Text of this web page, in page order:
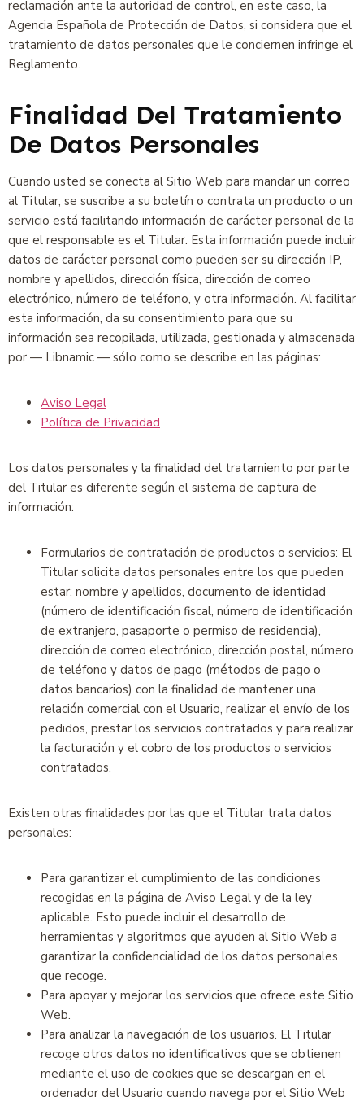
reclamación ante la autoridad de control, en este caso, la
Agencia Española de Protección de Datos, si considera que el
tratamiento de datos personales que le conciernen infringe el
Reglamento.
Finalidad Del Tratamiento
De Datos Personales
Cuando usted se conecta al Sitio Web para mandar un correo
al Titular, se suscribe a su boletín o contrata un producto o un
servicio está facilitando información de carácter personal de la
que el responsable es el Titular. Esta información puede incluir
datos de carácter personal como pueden ser su dirección IP,
nombre y apellidos, dirección física, dirección de correo
electrónico, número de teléfono, y otra información. Al facilitar
esta información, da su consentimiento para que su
información sea recopilada, utilizada, gestionada y almacenada
por — Libnamic — sólo como se describe en las páginas:
Aviso Legal
Política de Privacidad
Los datos personales y la finalidad del tratamiento por parte
del Titular es diferente según el sistema de captura de
información:
Formularios de contratación de productos o servicios: El
Titular solicita datos personales entre los que pueden
estar: nombre y apellidos, documento de identidad
(número de identificación fiscal, número de identificación
de extranjero, pasaporte o permiso de residencia),
dirección de correo electrónico, dirección postal, número
de teléfono y datos de pago (métodos de pago o
datos bancarios) con la finalidad de mantener una
relación comercial con el Usuario, realizar el envío de los
pedidos, prestar los servicios contratados y para realizar
la facturación y el cobro de los productos o servicios
contratados.
Existen otras finalidades por las que el Titular trata datos
personales:
Para garantizar el cumplimiento de las condiciones
recogidas en la página de Aviso Legal y de la ley
aplicable. Esto puede incluir el desarrollo de
herramientas y algoritmos que ayuden al Sitio Web a
garantizar la confidencialidad de los datos personales
que recoge.
Para apoyar y mejorar los servicios que ofrece este Sitio
Web.
Para analizar la navegación de los usuarios. El Titular
recoge otros datos no identificativos que se obtienen
mediante el uso de cookies que se descargan en el
ordenador del Usuario cuando navega por el Sitio Web